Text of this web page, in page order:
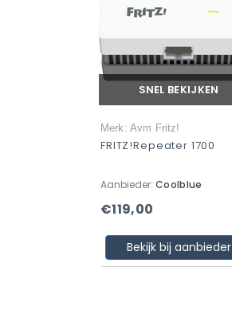
SNEL BEKIJKEN
Merk: Avm Fritz!
FRITZ!Repeater 1700
Aanbieder: Coolblue
€119,00
Bekijk bij aanbieder